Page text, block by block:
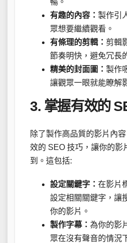
暢。
有趣的內容： 製作引
眾想要繼續觀看。
有條理的剪輯： 剪輯
節奏明快，避免冗長
精美的封面圖： 製作
讓觀眾一眼就能瞭解
3. 掌握有效的
除了製作高品質的影片內
效的 SEO 技巧，讓你的影
到。這包括:
設定關鍵字： 在影片
設定相關關鍵字，讓
你的影片。
製作字幕： 為你的影
眾在沒有聲音的情況